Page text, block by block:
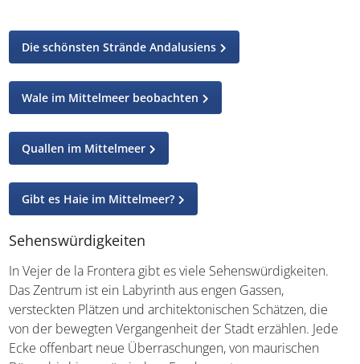
Die schönsten Strände Andalusiens
Wale im Mittelmeer beobachten
Quallen im Mittelmeer
Gibt es Haie im Mittelmeer?
Sehenswürdigkeiten
In Vejer de la Frontera gibt es viele Sehenswürdigkeiten.
Das Zentrum ist ein Labyrinth aus engen Gassen,
versteckten Plätzen und architektonischen Schätzen, die
von der bewegten Vergangenheit der Stadt erzählen. Jede
Ecke offenbart neue Überraschungen, von maurischen